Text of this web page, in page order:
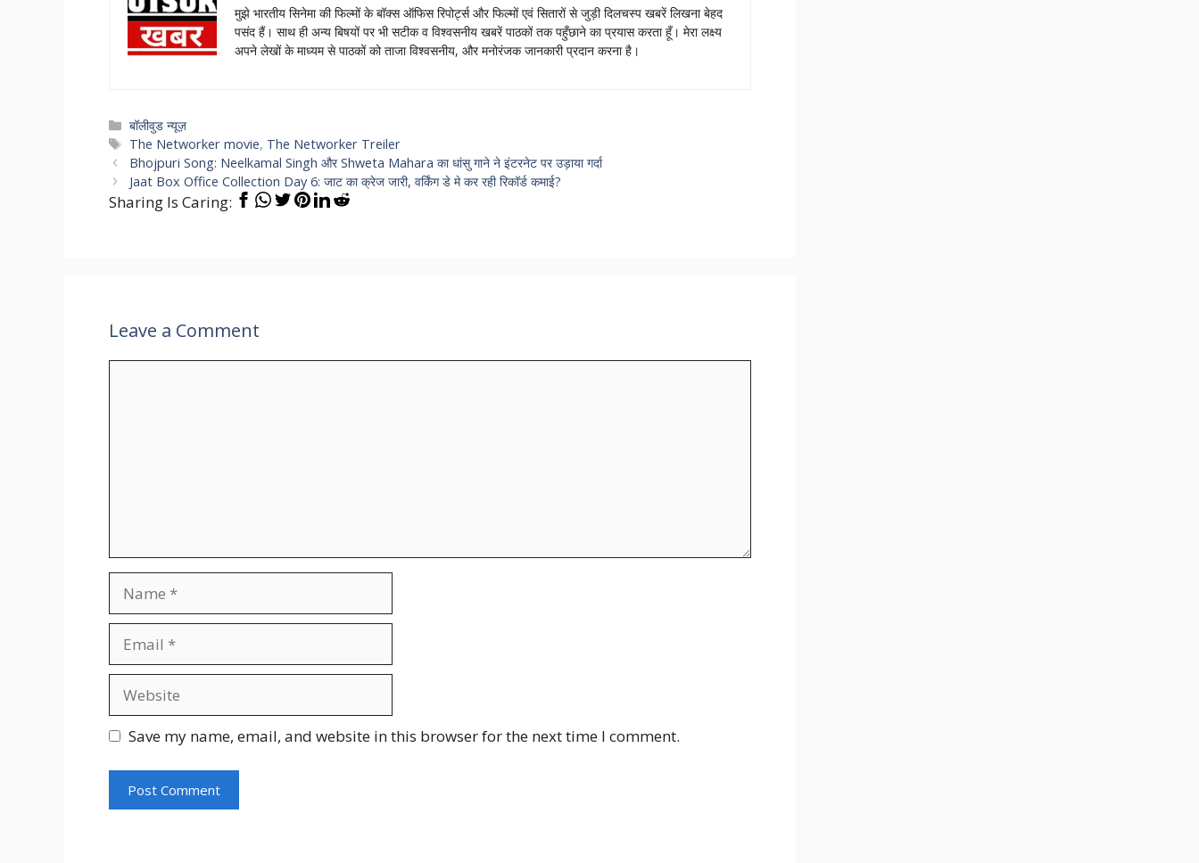
मुझे भारतीय सिनेमा की फिल्मों के बॉक्स ऑफिस रिपोर्ट्स और फिल्मों एवं सितारों से जुड़ी दिलचस्प खबरें लिखना बेहद
पसंद हैं। साथ ही अन्य बिषयों पर भी सटीक व विश्वसनीय खबरें पाठकों तक पहुँछाने का प्रयास करता हूँ। मेरा लक्ष्य
अपने लेखों के माध्यम से पाठकों को ताजा विश्वसनीय, और मनोरंजक जानकारी प्रदान करना है।
Categories
बॉलीवुड न्यूज़
Tags
The Networker movie, The Networker Treiler
Bhojpuri Song: Neelkamal Singh और Shweta Mahara का धांसु गाने ने इंटरनेट पर उड़ाया गर्दा
Jaat Box Office Collection Day 6: जाट का क्रेज जारी, वर्किंग डे मे कर रही रिकॉर्ड कमाई?
Sharing Is Caring:
Leave a Comment
Save my name, email, and website in this browser for the next time I comment.